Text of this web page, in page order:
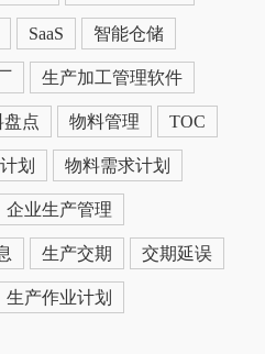
SaaS 智能仓储
生产加工管理软件
盘点 物料管理 TOC
划 物料需求计划
企业生产管理
生产交期 交期延误
生产作业计划